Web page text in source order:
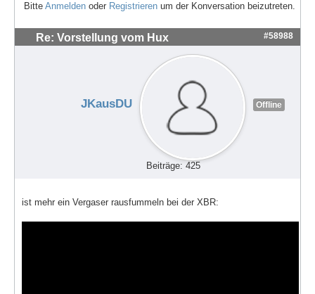
Bitte Anmelden oder Registrieren um der Konversation beizutreten.
Re: Vorstellung vom Hux #58988
JKausDU Offline
Beiträge: 425
ist mehr ein Vergaser rausfummeln bei der XBR: